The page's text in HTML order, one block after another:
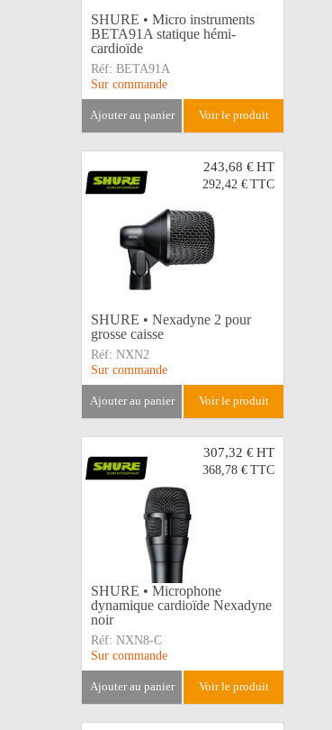
SHURE • Micro instruments
BETA91A statique hémi-
cardioïde
Réf: BETA91A
Sur commande
ajouter au panier voir le produit
243,68 €HT
292,42 € TTC
SHURE • Nexadyne 2 pour
grosse caisse
Réf: NXN2
Sur commande
ajouter au panier voir le produit
307,32 €HT
368,78 € TTC
SHURE • Microphone
dynamique cardioïde Nexadyne
noir
Réf: NXN8-C
Sur commande
ajouter au panier voir le produit